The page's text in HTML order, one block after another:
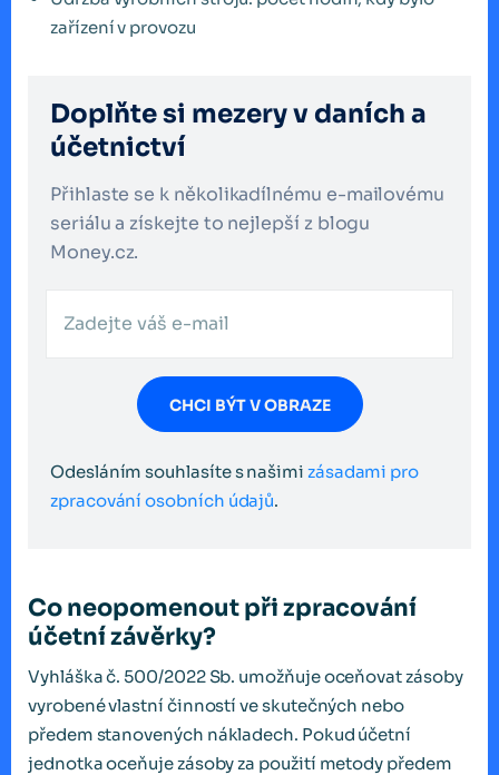
zařízení v provozu
Doplňte si mezery v daních a
účetnictví
Přihlaste se k několikadílnému e-mailovému
seriálu a získejte to nejlepší z blogu
Money.cz.
CHCI BÝT V OBRAZE
Odesláním souhlasíte s našimi zásadami pro
zpracování osobních údajů.
Co neopomenout při zpracování
účetní závěrky?
Vyhláška č. 500/2022 Sb. umožňuje oceňovat zásoby
vyrobené vlastní činností ve skutečných nebo
předem stanovených nákladech. Pokud účetní
jednotka oceňuje zásoby za použití metody předem